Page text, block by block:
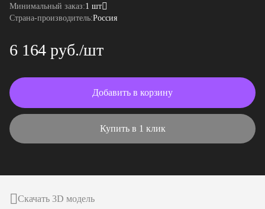
Минимальный заказ:1 шт
Страна-производитель:Россия
6 164 руб./шт
Добавить в корзину
Купить в 1 клик
Скачать 3D модель